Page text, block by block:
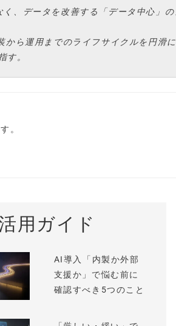
、データを改善する「データ中心」の
ら運用までのライフサイクルを円滑
す。
。
用ガイド
AI導入「内製か外部
支援か」で悩む前に
確認すべき5つのこと